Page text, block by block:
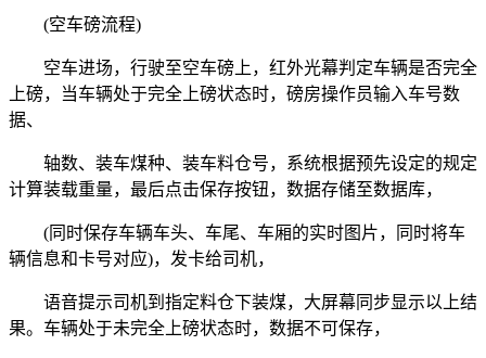
(空车磅流程)
空车进场，行驶至空车磅上，红外光幕判定车辆是否完全
上磅，当车辆处于完全上磅状态时，磅房操作员输入车号数
据、
轴数、装车煤种、装车料仓号，系统根据预先设定的规定
计算装载重量，最后点击保存按钮，数据存储至数据库，
(同时保存车辆车头、车尾、车厢的实时图片，同时将车
辆信息和卡号对应)，发卡给司机，
语音提示司机到指定料仓下装煤，大屏幕同步显示以上结
果。车辆处于未完全上磅状态时，数据不可保存，